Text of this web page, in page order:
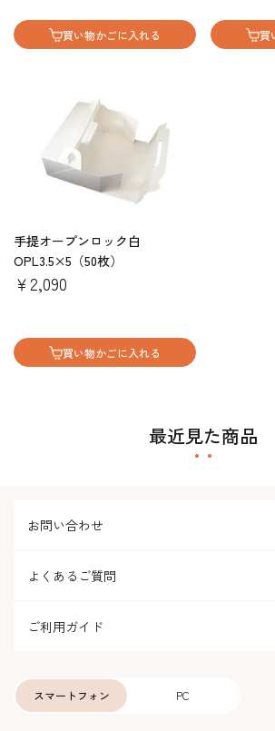
買い物かごに入れる 買
手提オープンロック白
OPL3.5×5（50枚）
￥2,090
買い物かごに入れる
最近見た商品
お問い合わせ
よくあるご質問
ご利用ガイド
PC
スマートフォン